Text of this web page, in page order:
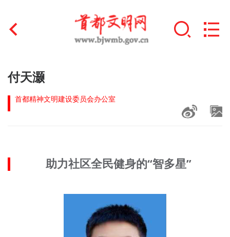
首页
文明创建
未成年人思想道德建设
付天灏
首都精神文明建设委员会办公室
助力社区全民健身的“智多星”